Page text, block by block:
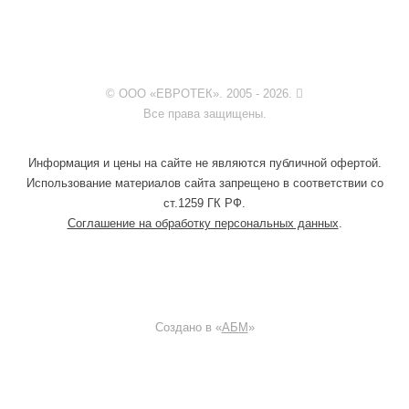
© ООО «ЕВРОТЕК». 2005 - 2026.
Все права защищены.
Информация и цены на сайте не являются публичной офертой.
Использование материалов сайта запрещено в соответствии со
ст.1259 ГК РФ.
Соглашение на обработку персональных данных
Создано в «АБМ »